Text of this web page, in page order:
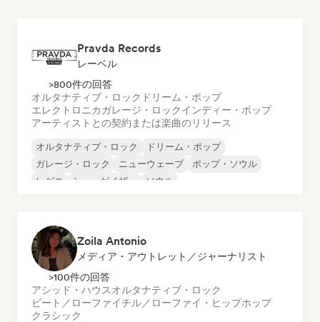
Pravda Records
レーベル
>800件の回答
オルタナティブ・ロック ドリーム・ポップ
エレクトロニカガレージ・ロックインディー・ポップ
アーティストとの契約または楽曲のリリース
オルタナティブ・ロック
ドリーム・ポップ
ガレージ・ロック
ニューウェーブ
ポップ・ソウル
レゲエ
シューゲイザー ソウル
Zoila Antonio
メディア・アウトレット／ジャーナリスト
>100件の回答
アシッド・ハウスオルタナティブ・ロック
ビート／ローファイチル／ローファイ・ヒップホップ
クラシック